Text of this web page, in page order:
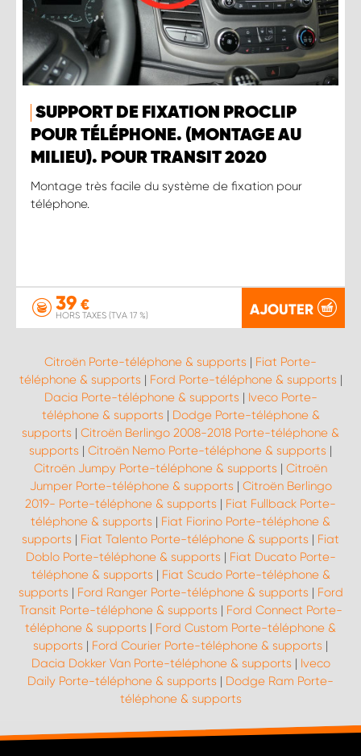
SUPPORT DE FIXATION PROCLIP
POUR TÉLÉPHONE. (MONTAGE AU
MILIEU). POUR TRANSIT 2020
Montage très facile du système de fixation pour
téléphone.
39 €
HORS TAXES (TVA 17 %) AJOUTER
Citroën Porte-téléphone & supports | Fiat Porte-
téléphone & supports | Ford Porte-téléphone & supports |
Dacia Porte-téléphone & supports | Iveco Porte-
téléphone & supports | Dodge Porte-téléphone &
supports | Citroën Berlingo 2008-2018 Porte-téléphone &
supports | Citroën Nemo Porte-téléphone & supports |
Citroën Jumpy Porte-téléphone & supports | Citroën
Jumper Porte-téléphone & supports | Citroën Berlingo
2019- Porte-téléphone & supports | Fiat Fullback Porte-
téléphone & supports | Fiat Fiorino Porte-téléphone &
supports | Fiat Talento Porte-téléphone & supports | Fiat
Doblo Porte-téléphone & supports | Fiat Ducato Porte-
téléphone & supports | Fiat Scudo Porte-téléphone &
supports | Ford Ranger Porte-téléphone & supports | Ford
Transit Porte-téléphone & supports | Ford Connect Porte-
téléphone & supports | Ford Custom Porte-téléphone &
supports | Ford Courier Porte-téléphone & supports |
Dacia Dokker Van Porte-téléphone & supports | Iveco
Daily Porte-téléphone & supports | Dodge Ram Porte-
téléphone & supports